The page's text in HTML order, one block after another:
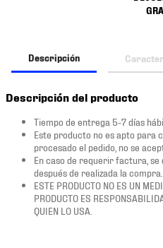
Descripción
Descripción del producto
Tiempo de entrega 5-7 días
Este producto no es apto para
procesado el pedido, no se
En caso de requerir factura,
después de realizada la compra.
ESTE PRODUCTO NO ES UN
PRODUCTO ES
QUIEN LO USA.